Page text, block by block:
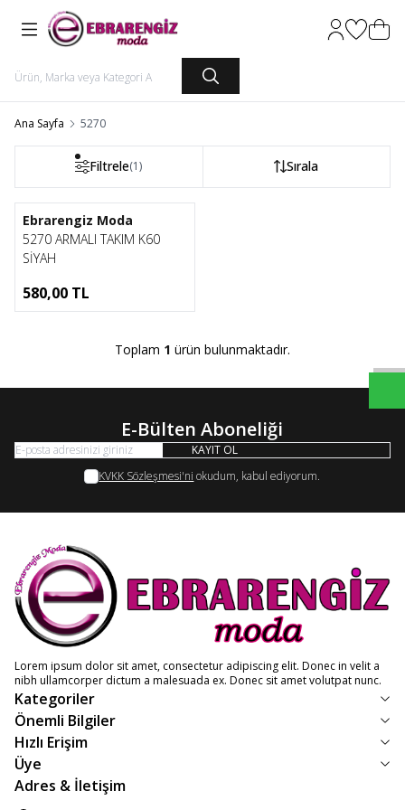
Hesabım
Ana Sayfa 5270
Filtrele(1) Sırala
1
Ebrarengiz Moda
5270 ARMALI TAKIM K60
SİYAH
580,00 TL
Toplam 1 ürün bulunmaktadır.
E-Bülten Aboneliği
KAYIT OL
KVKK Sözleşmesi'ni okudum, kabul ediyorum.
Lorem ipsum dolor sit amet, consectetur adipiscing elit. Donec in velit a
nibh ullamcorper dictum a malesuada ex. Donec sit amet volutpat nunc.
Kategoriler
Önemli Bilgiler
Hızlı Erişim
Üye
Adres & İletişim